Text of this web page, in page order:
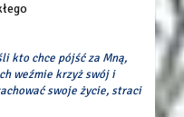
kto chce pójść za Mną,
weźmie krzyż swój i
swoje życie, straci